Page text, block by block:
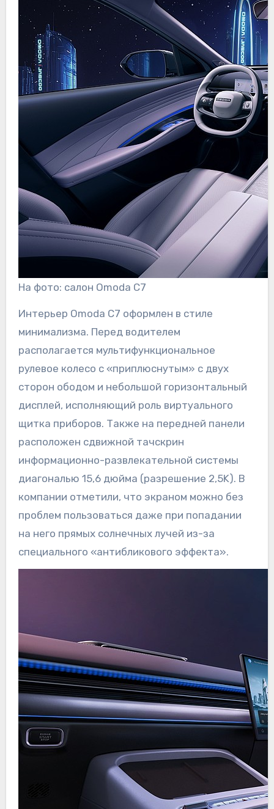
На фото: салон Omoda C7
Интерьер Omoda C7 оформлен в стиле
минимализма. Перед водителем
располагается мультифункциональное
рулевое колесо с «приплюснутым» с двух
сторон ободом и небольшой горизонтальный
дисплей, исполняющий роль виртуального
щитка приборов. Также на передней панели
расположен сдвижной тачскрин
информационно-развлекательной системы
диагональю 15,6 дюйма (разрешение 2,5K). В
компании отметили, что экраном можно без
проблем пользоваться даже при попадании
на него прямых солнечных лучей из-за
специального «антибликового эффекта».